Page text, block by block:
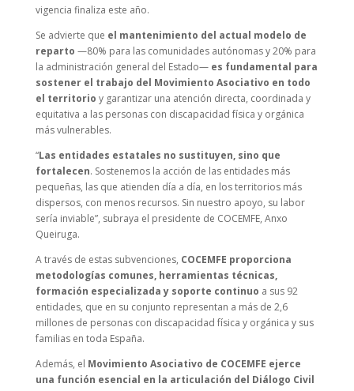
vigencia finaliza este año.
Se advierte que el mantenimiento del actual modelo de
reparto —80% para las comunidades autónomas y 20% para
la administración general del Estado— es fundamental para
sostener el trabajo del Movimiento Asociativo en todo
el territorio y garantizar una atención directa, coordinada y
equitativa a las personas con discapacidad física y orgánica
más vulnerables.
“Las entidades estatales no sustituyen, sino que
fortalecen. Sostenemos la acción de las entidades más
pequeñas, las que atienden día a día, en los territorios más
dispersos, con menos recursos. Sin nuestro apoyo, su labor
sería inviable”, subraya el presidente de COCEMFE, Anxo
Queiruga.
A través de estas subvenciones, COCEMFE proporciona
metodologías comunes, herramientas técnicas,
formación especializada y soporte continuo a sus 92
entidades, que en su conjunto representan a más de 2,6
millones de personas con discapacidad física y orgánica y sus
familias en toda España.
Además, el Movimiento Asociativo de COCEMFE ejerce
una función esencial en la articulación del Diálogo Civil